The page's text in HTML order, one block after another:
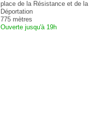
place de la Résistance et de la
Déportation
775 mètres
Ouverte jusqu'à 19h